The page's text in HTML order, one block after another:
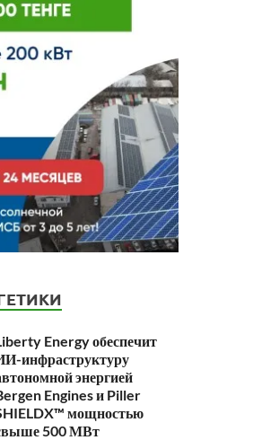
Energy обеспечит
инфраструктуру
энергией
Engines и Piller
мощностью
500 МВт